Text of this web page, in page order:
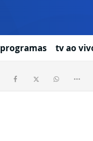
programas tv ao